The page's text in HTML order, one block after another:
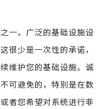
一。广泛的基础设施设
很少是一次性的承诺，
维护您的基础设施。诚
可避免的，特别是在数
者您希望对系统进行非